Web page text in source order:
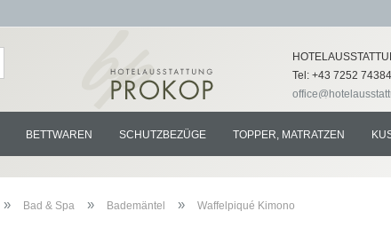
Lieferland
Tel: +43 7252 74384
BETTWAREN SCHUTZBEZÜGE TOPPER, MATRATZEN
» Bad & Spa » Bademäntel » Waffelpiqué Kimono